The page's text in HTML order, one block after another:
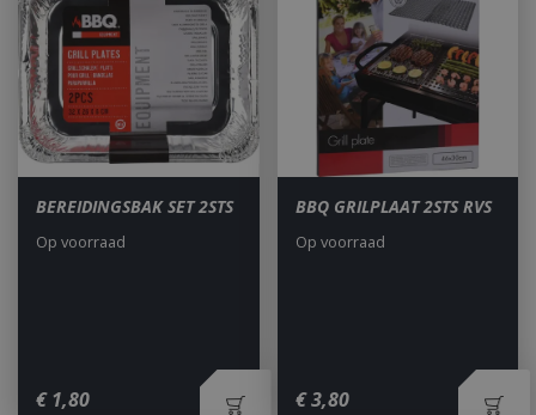
BEREIDINGSBAK SET 2STS
€ 1,80
Op voorraad
BBQ GRILPLAAT 2STS RVS
€ 3,80
Op voorraad